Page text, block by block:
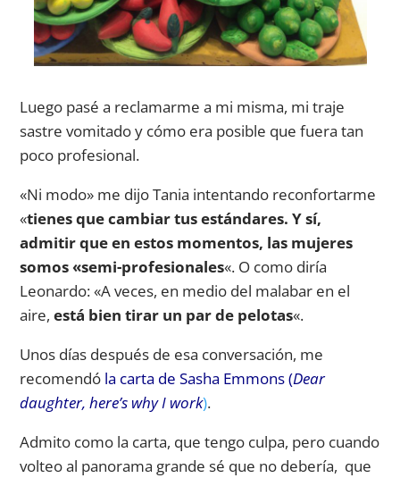
Luego pasé a reclamarme a mi misma, mi traje
sastre vomitado y cómo era posible que fuera tan
poco profesional.
«Ni modo» me dijo Tania intentando reconfortarme
«tienes que cambiar tus estándares. Y sí,
admitir que en estos momentos, las mujeres
somos «semi-profesionales«. O como diría
Leonardo: «A veces, en medio del malabar en el
aire,está bien tirar un par de pelotas«.
Unos días después de esa conversación, me
recomendó la carta de Sasha Emmons (Dear
daughter, here’s why I work).
Admito como la carta, que tengo culpa, pero cuando
volteo al panorama grande sé que no debería, que